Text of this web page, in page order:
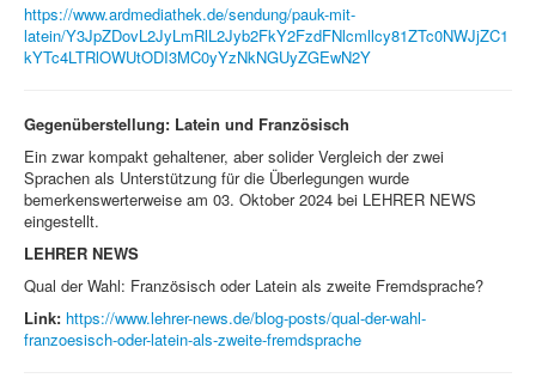
https://www.ardmediathek.de/sendung/pauk-mit-
latein/Y3JpZDovL2JyLmRlL2Jyb2FkY2FzdFNlcmllcy81ZTc0NWJjZC1
kYTc4LTRlOWUtODI3MC0yYzNkNGUyZGEwN2Y
Gegenüberstellung: Latein und Französisch
Ein zwar kompakt gehaltener, aber solider Vergleich der zwei
Sprachen als Unterstützung für die Überlegungen wurde
bemerkenswerterweise am 03. Oktober 2024 bei LEHRER NEWS
eingestellt.
LEHRER NEWS
Qual der Wahl: Französisch oder Latein als zweite Fremdsprache?
Link: https://www.lehrer-news.de/blog-posts/qual-der-wahl-
franzoesisch-oder-latein-als-zweite-fremdsprache